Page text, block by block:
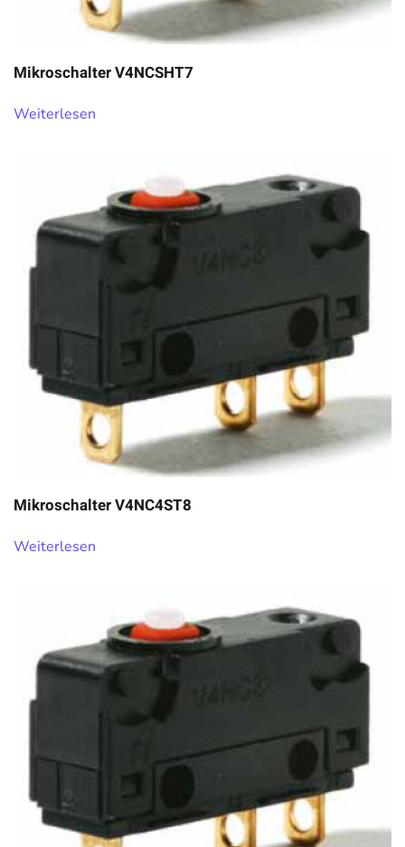
Mikroschalter V4NCSHT7
Weiterlesen
Mikroschalter V4NC4ST8
Weiterlesen